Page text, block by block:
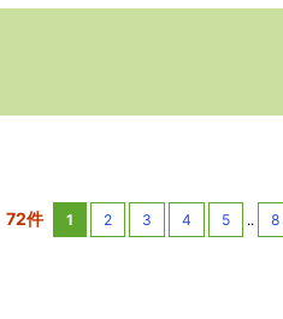
72件 1 2 3 4 5 .. 8